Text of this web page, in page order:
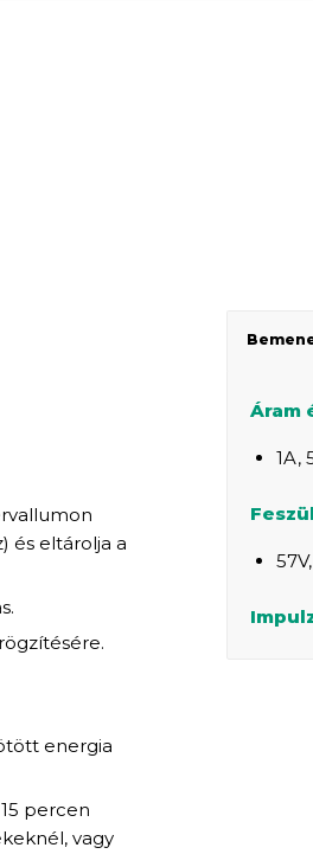
és eltárolja a
energia
percen
vagy
Áram
1A,